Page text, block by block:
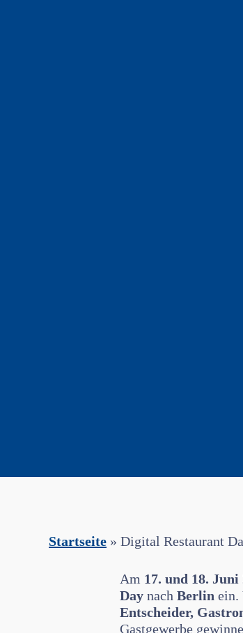
Startseite » Digital Restaurant
Am 17. und 18. Juni
Day nach Berlin ein.
Entscheider,
Gastgewerbe